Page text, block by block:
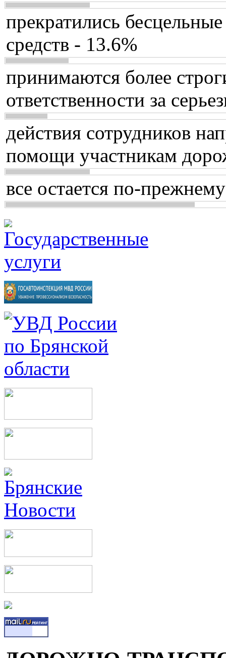
прекратились
средств - 13.6%
принимаются более
ответственности за
действия сотрудников
помощи участникам
все остается по-